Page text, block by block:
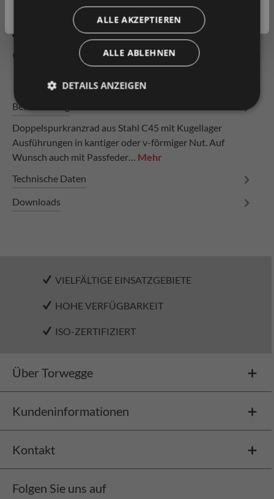
Zum Merkzettel hinzufügen
Produkt vergleichen
Fragen zum Produkt
Beschreibung
Doppelspurkranzrad aus Stahl C45 mit Kugellager
Ausführungen in kantiger oder v-förmiger Nut. Auf
Wunsch auch mit Passfeder… Mehr
Technische Daten
Downloads
VIELFÄLTIGE EINSATZGEBIETE
HOHE VERFÜGBARKEIT
ISO-ZERTIFIZIERT
Über Torwegge
Kundeninformationen
Kontakt
Folgen Sie uns auf
Geschäftskunde( exkl. MwSt. )
ALLE AKZEPTIEREN
ALLE ABLEHNEN
DETAILS ANZEIGEN